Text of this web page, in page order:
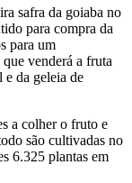
safra da goiaba no
para compra da
para um
venderá a fruta
e da geleia de
a colher o fruto e
são cultivadas no
6.325 plantas em